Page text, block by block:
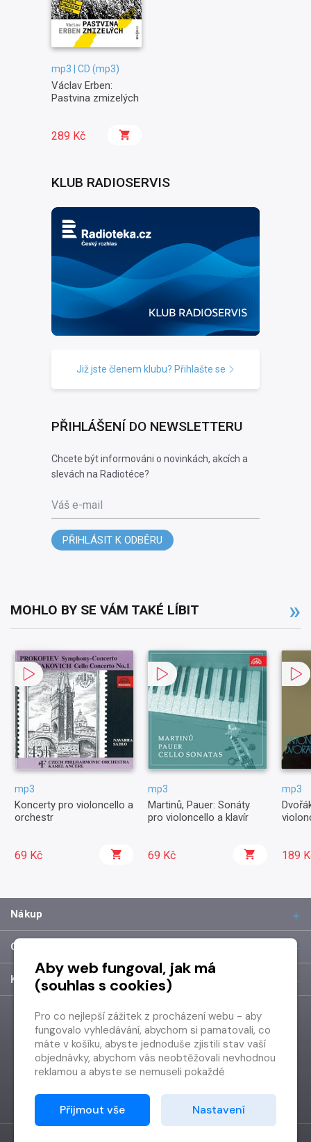
mp3 | CD (mp3)
Václav Erben:
Pastvina zmizelých
289 Kč
KLUB RADIOSERVIS
Již jste členem klubu? Přihlašte se
PŘIHLÁŠENÍ DO NEWSLETTERU
Chcete být informováni o novinkách, akcích a
slevách na Radiotéce?
Váš e-mail
PŘIHLÁSIT K ODBĚRU
MOHLO BY SE VÁM TAKÉ LÍBIT
mp3
Koncerty pro violoncello a
orchestr
69 Kč
mp3
Martinů, Pauer: Sonáty
pro violoncello a klavír
69 Kč
mp3
189
Nákup
O společnosti
Kontakt
Aby web fungoval, jak má
(souhlas s cookies)
Pro co nejlepší zážitek z procházení webu - aby
fungovalo vyhledávání, abychom si pamatovali, co
máte v košíku, abyste jednoduše zjistili stav vaší
objednávky, abychom vás neobtěžovali nevhodnou
reklamou a abyste se nemuseli pokaždé
Proto od vás potřebujeme souhlas se
zpracováním souborů cookies
Přijmout vše Nastavení